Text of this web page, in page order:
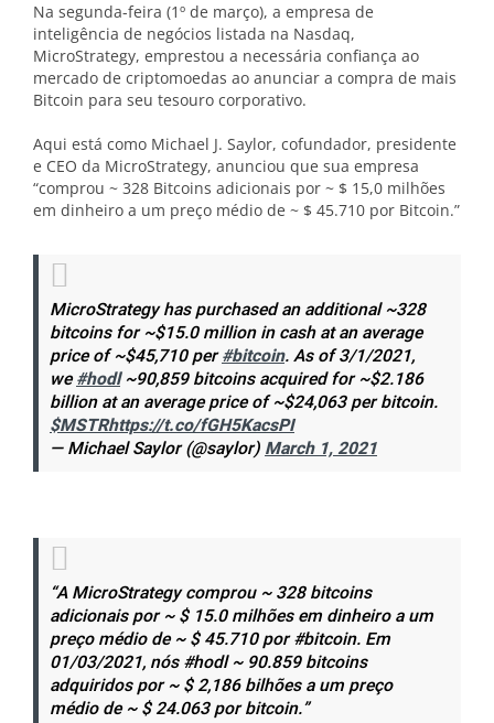
Na segunda-feira (1º de março), a empresa de
inteligência de negócios listada na Nasdaq,
MicroStrategy, emprestou a necessária confiança ao
mercado de criptomoedas ao anunciar a compra de mais
Bitcoin para seu tesouro corporativo.
Aqui está como Michael J. Saylor, cofundador, presidente
e CEO da MicroStrategy, anunciou que sua empresa
“comprou ~ 328 Bitcoins adicionais por ~ $ 15,0 milhões
em dinheiro a um preço médio de ~ $ 45.710 por Bitcoin.”
MicroStrategy has purchased an additional ~328
bitcoins for ~$15.0 million in cash at an average
price of ~$45,710 per#bitcoin. As of 3/1/2021,
we#hodl~90,859 bitcoins acquired for ~$2.186
billion at an average price of ~$24,063 per bitcoin.
$MSTRhttps://t.co/fGH5KacsPI
— Michael Saylor (@saylor)March 1, 2021
“A MicroStrategy comprou ~ 328 bitcoins
adicionais por ~ $ 15.0 milhões em dinheiro a um
preço médio de ~ $ 45.710 por #bitcoin. Em
01/03/2021, nós #hodl ~ 90.859 bitcoins
adquiridos por ~ $ 2,186 bilhões a um preço
médio de ~ $ 24.063 por bitcoin.”